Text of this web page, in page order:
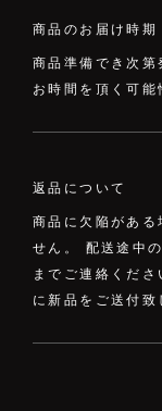
商品のお届け時期
商品準備でき次第
お時間を頂く可能
返品について
商品に欠陥がある
せん。 配送途中
までご連絡くだ
に新品をご送付致